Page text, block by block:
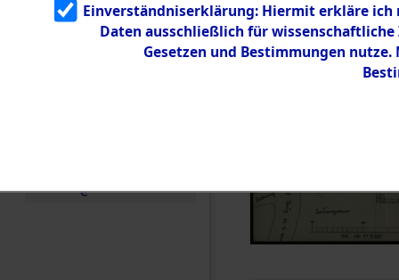
g
5.3.3
Todesmärsch
e
Einverständniserklärung: Hiermit erkläre ich
Daten ausschließlich für
Gesetzen und Bestimmungen